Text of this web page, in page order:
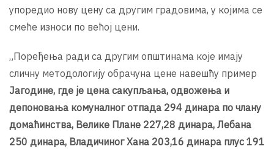
упоредио нову цену са другим градовима, у којима се
смеће износи по већој цени.
„Поређења ради са другим општинама које имају
сличну методологију обрачуна цене навешћу пример
Јагодине, где је цена сакупљања, одвожења и
депоновања комуналног отпада 294 динара по члану
домаћинства, Велике Плане 227,28 динара, Лебана
250 динара, Владичиног Хана 203,16 динара плус 191